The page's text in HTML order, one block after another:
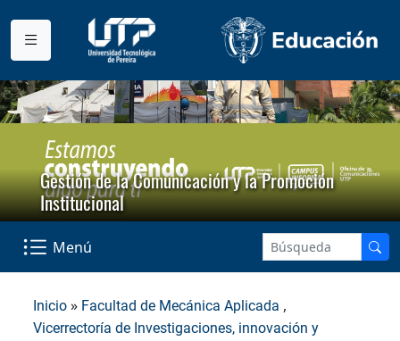
Gestión de la Comunicación y la Promoción
Institucional
Menú
Inicio » Facultad de Mecánica Aplicada ,
Vicerrectoría de Investigaciones, innovación y